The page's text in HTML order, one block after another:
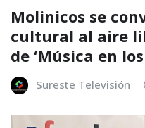
Molinicos se
cultural al aire
de ‘Música en
Sureste Televisión